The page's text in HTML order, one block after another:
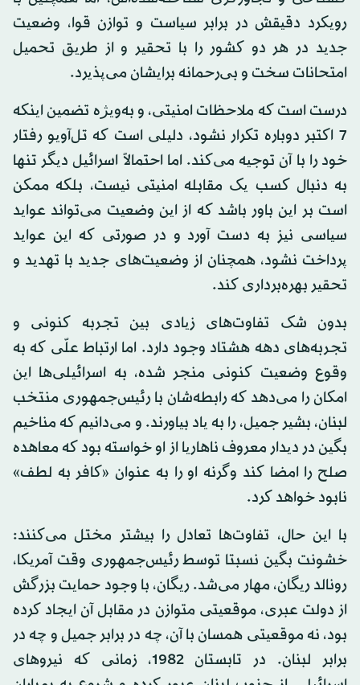
رویکرد دقیقش در برابر سیاست و توازن قوا، وضعیت
جدید در هر دو کشور را با تحقیر و از طریق تحمیل
امتحانات سخت و بی‌رحمانه برایشان می‌پذیرد.
درست است که ملاحظات امنیتی، و به‌ویژه تضمین اینکه
7 اکتبر دوباره تکرار نشود، دلیلی است که تل‌آویو رفتار
خود را با آن توجیه می‌کند. اما احتمالاً اسرائیل دیگر تنها
به دنبال کسب یک مقابله امنیتی نیست، بلکه ممکن
است بر این باور باشد که از این وضعیت می‌تواند عواید
سیاسی نیز به دست آورد و در صورتی که این عواید
پرداخت نشود، همچنان از وضعیت‌های جدید با تهدید و
تحقیر بهره‌برداری کند.
بدون شک تفاوت‌های زیادی بین تجربه کنونی و
تجربه‌های دهه هشتاد وجود دارد. اما ارتباط علّی که به
وقوع وضعیت کنونی منجر شده، به اسرائیلی‌ها این
امکان را می‌دهد که رابطه‌شان با رئیس‌جمهوری منتخب
لبنان، بشیر جمیل، را به یاد بیاورند. و می‌دانیم که مناخیم
بگین در دیدار معروف ناهاریا از او خواسته بود که معاهده
صلح را امضا کند وگرنه او را به عنوان «کافر به لطف»
نابود خواهد کرد.
با این حال، تفاوت‌ها تعادل را بیشتر مختل می‌کنند:
خشونت بگین نسبتا توسط رئیس‌جمهوری وقت آمریکا،
رونالد ریگان، مهار می‌شد. ریگان، با وجود حمایت بزرگش
از دولت عبری، موقعیتی متوازن در مقابل آن ایجاد کرده
بود، نه موقعیتی همسان با آن، چه در برابر جمیل و چه در
برابر لبنان. در تابستان 1982، زمانی که نیروهای